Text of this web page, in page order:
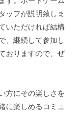
ッフが説明致しま
いただければ結構
、継続して参加し
おりますので、ぜ
方にその楽しさを
に楽しめるコミュ